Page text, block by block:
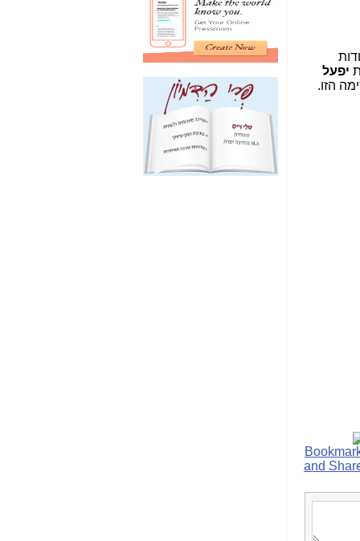
יפעל
הזו.
מה מקור ה-Fake
News שהביא לתפירת
תיק לביבי והעלמת
החשודים הנכונים -כאן
אחת הרגליים של "תיק
4000 התפור"
התמוטטה היום
בניצחון (כפול) של בזק
-
כאן
איך כתבות מפנקות